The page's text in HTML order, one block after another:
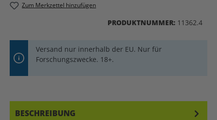
Zum Merkzettel hinzufügen
PRODUKTNUMMER: 11362.4
Versand nur innerhalb der EU. Nur für
Forschungszwecke. 18+.
BESCHREIBUNG